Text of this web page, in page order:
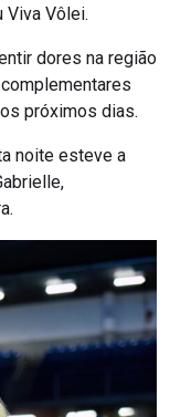
Viva Vôlei.
dores na região
próximos dias.
noite esteve a